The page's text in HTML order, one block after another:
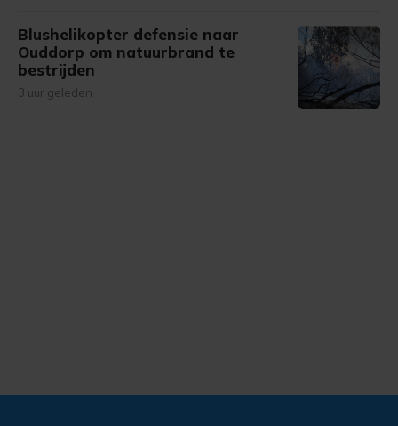
Blushelikopter defensie naar
Ouddorp om natuurbrand te
bestrijden
3 uur geleden